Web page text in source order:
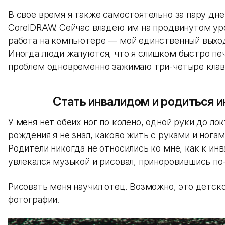
В свое время я также самостоятельно за пару
CorelDRAW. Сейчас владею им на продвинутом
работа на компьютере — мой единственный
Иногда люди жалуются, что я слишком быстро
проблем одновременно зажимаю три-четыре
Стать инвалидом и родиться
У меня нет обеих ног по колено, одной руки до
рождения я не знал, каково жить с руками и
Родители никогда не относились ко мне, как к
увлекался музыкой и рисовал, приноровившись
Рисовать меня научил отец. Возможно, это
фотографии.